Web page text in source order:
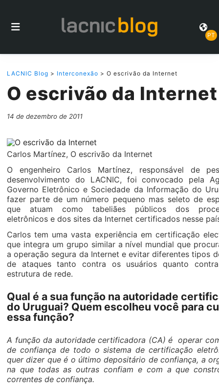
PT
LACNIC Blog > Interconexão > O escrivão da Internet
O escrivão da Internet
14 de dezembro de 2011
Carlos Martínez, O escrivão da Internet
O engenheiro Carlos Martínez, responsável de
desenvolvimento do LACNIC, foi convocado pela
Governo Eletrônico e Sociedade da Informação do
fazer parte de um número pequeno mas seleto de
que atuam como tabeliães públicos dos
eletrônicos e dos sites da Internet certificados nesse
Carlos tem uma vasta experiência em certificação
que integra um grupo similar a nível mundial que
a operação segura da Internet e evitar diferentes tipos
de ataques tanto contra os usuários quanto
estrutura de rede.
Qual é a sua função na autoridade
do Uruguai? Quem escolheu você para
essa função?
A função da autoridade certificadora (CA) é operar
de confiança de todo o sistema de certificação
quer dizer que é o último depositário de confiança, a
na que todas as outras confiam e com a que
correntes de confiança.